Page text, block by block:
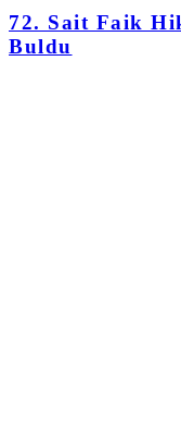
72. Sait Faik
Buldu